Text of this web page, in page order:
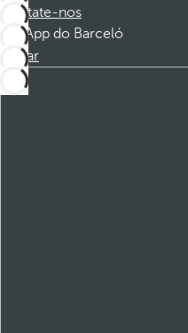
Contate-nos
App do Barceló
Baixar